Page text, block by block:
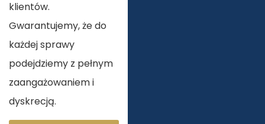
klientów.
Gwarantujemy, że do
każdej sprawy
podejdziemy z pełnym
zaangażowaniem i
dyskrecją.